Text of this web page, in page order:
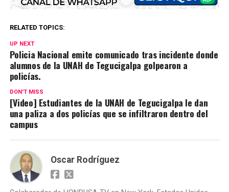
RELATED TOPICS:
UP NEXT
Policia Nacional emite comunicado tras incidente donde
alumnos de la UNAH de Tegucigalpa golpearon a
policías.
DON'T MISS
[Video] Estudiantes de la UNAH de Tegucigalpa le dan
una paliza a dos policías que se infiltraron dentro del
campus
Oscar Rodríguez